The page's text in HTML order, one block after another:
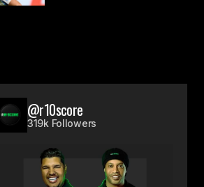
@r10score
319k Followers